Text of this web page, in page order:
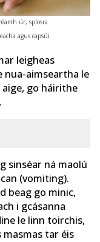
úr, spíosra
agus capsúi
leigheas
aimseartha le
go háirithe
sinséar ná maolú
(vomiting).
beag go minic,
i gcásanna
le linn toirchis,
tar éis